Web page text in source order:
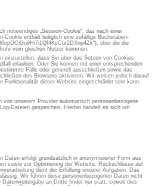
notwendiges „Session-Cookie“, das nach einer
Cookie enthält lediglich eine zufällige Buchstaben-
über die die
vom gleichen Nutzer kommen.
einzustellen, dass Sie über das Setzen von Cookies
erlauben. Oder Sie können mit einer entsprechenden
Fälle oder generell ausschließen sowie das
des Browsers aktivieren. Wir weisen jedoch darauf
Funktionalität dieser Website eingeschränkt sein kann.
unserem Provider automatisch personenbezogene
Dateien gespeichert. Hierbei handelt es sich um
Daten erfolgt grundsätzlich in anonymisierter Form aus
sowie zur Optimierung der Website. Rückschlüsse auf
dient der Erfüllung unserer Aufgaben. Das
Wir führen diese personenbezogenen Daten nicht
an Dritte findet nur statt, soweit dies